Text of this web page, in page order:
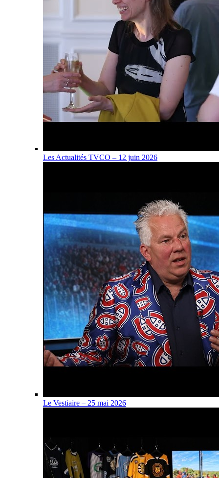
Les Actualités TVCO – 12 juin 2026
Le Vestiaire – 25 mai 2026